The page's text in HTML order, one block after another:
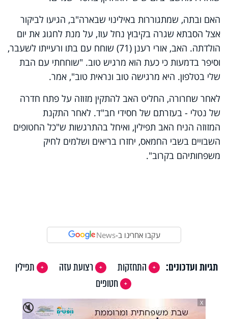
האם ובתה, שמתגוררות באילינוי שבארה"ב, הגיעו לביקור
אצל הסבתא שגרה בקיבוץ נחל עוז, על מנת לחגוג את יום
הולדתה. האב, אורי רענן (71) שוחח עם בתו ורעייתו לשעבר,
וסיפר בדמעות כי כעת הוא מרגיש טוב. "שוחחתי עם הבת
שלי בטלפון. היא מרגישה טוב ונראית טוב", אמר.
לאחר שחרורה, החליט האב להתקין מזוזה על פתח חדרה
של נטלי - בעזרתם של חסידי חב"ד. לאחר התקנת
המזוזה הניח האב תפילין, ואיחל בהתרגשות ש"כל החטופים
השבויים בשבי החמאס, יחזרו בריאים ושלמים לחיק
משפחותיהם בקרוב".
עקבו אחרינו ב-News
תגיות ועדכונים: התחזקות רצועת עזה
תפילין
חטופים
🔇
X